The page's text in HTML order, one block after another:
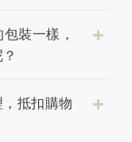
裝一樣，
抵扣購物